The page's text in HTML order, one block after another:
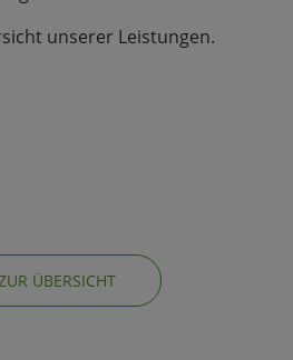
unserer Leistungen.
ÜBERSICHT